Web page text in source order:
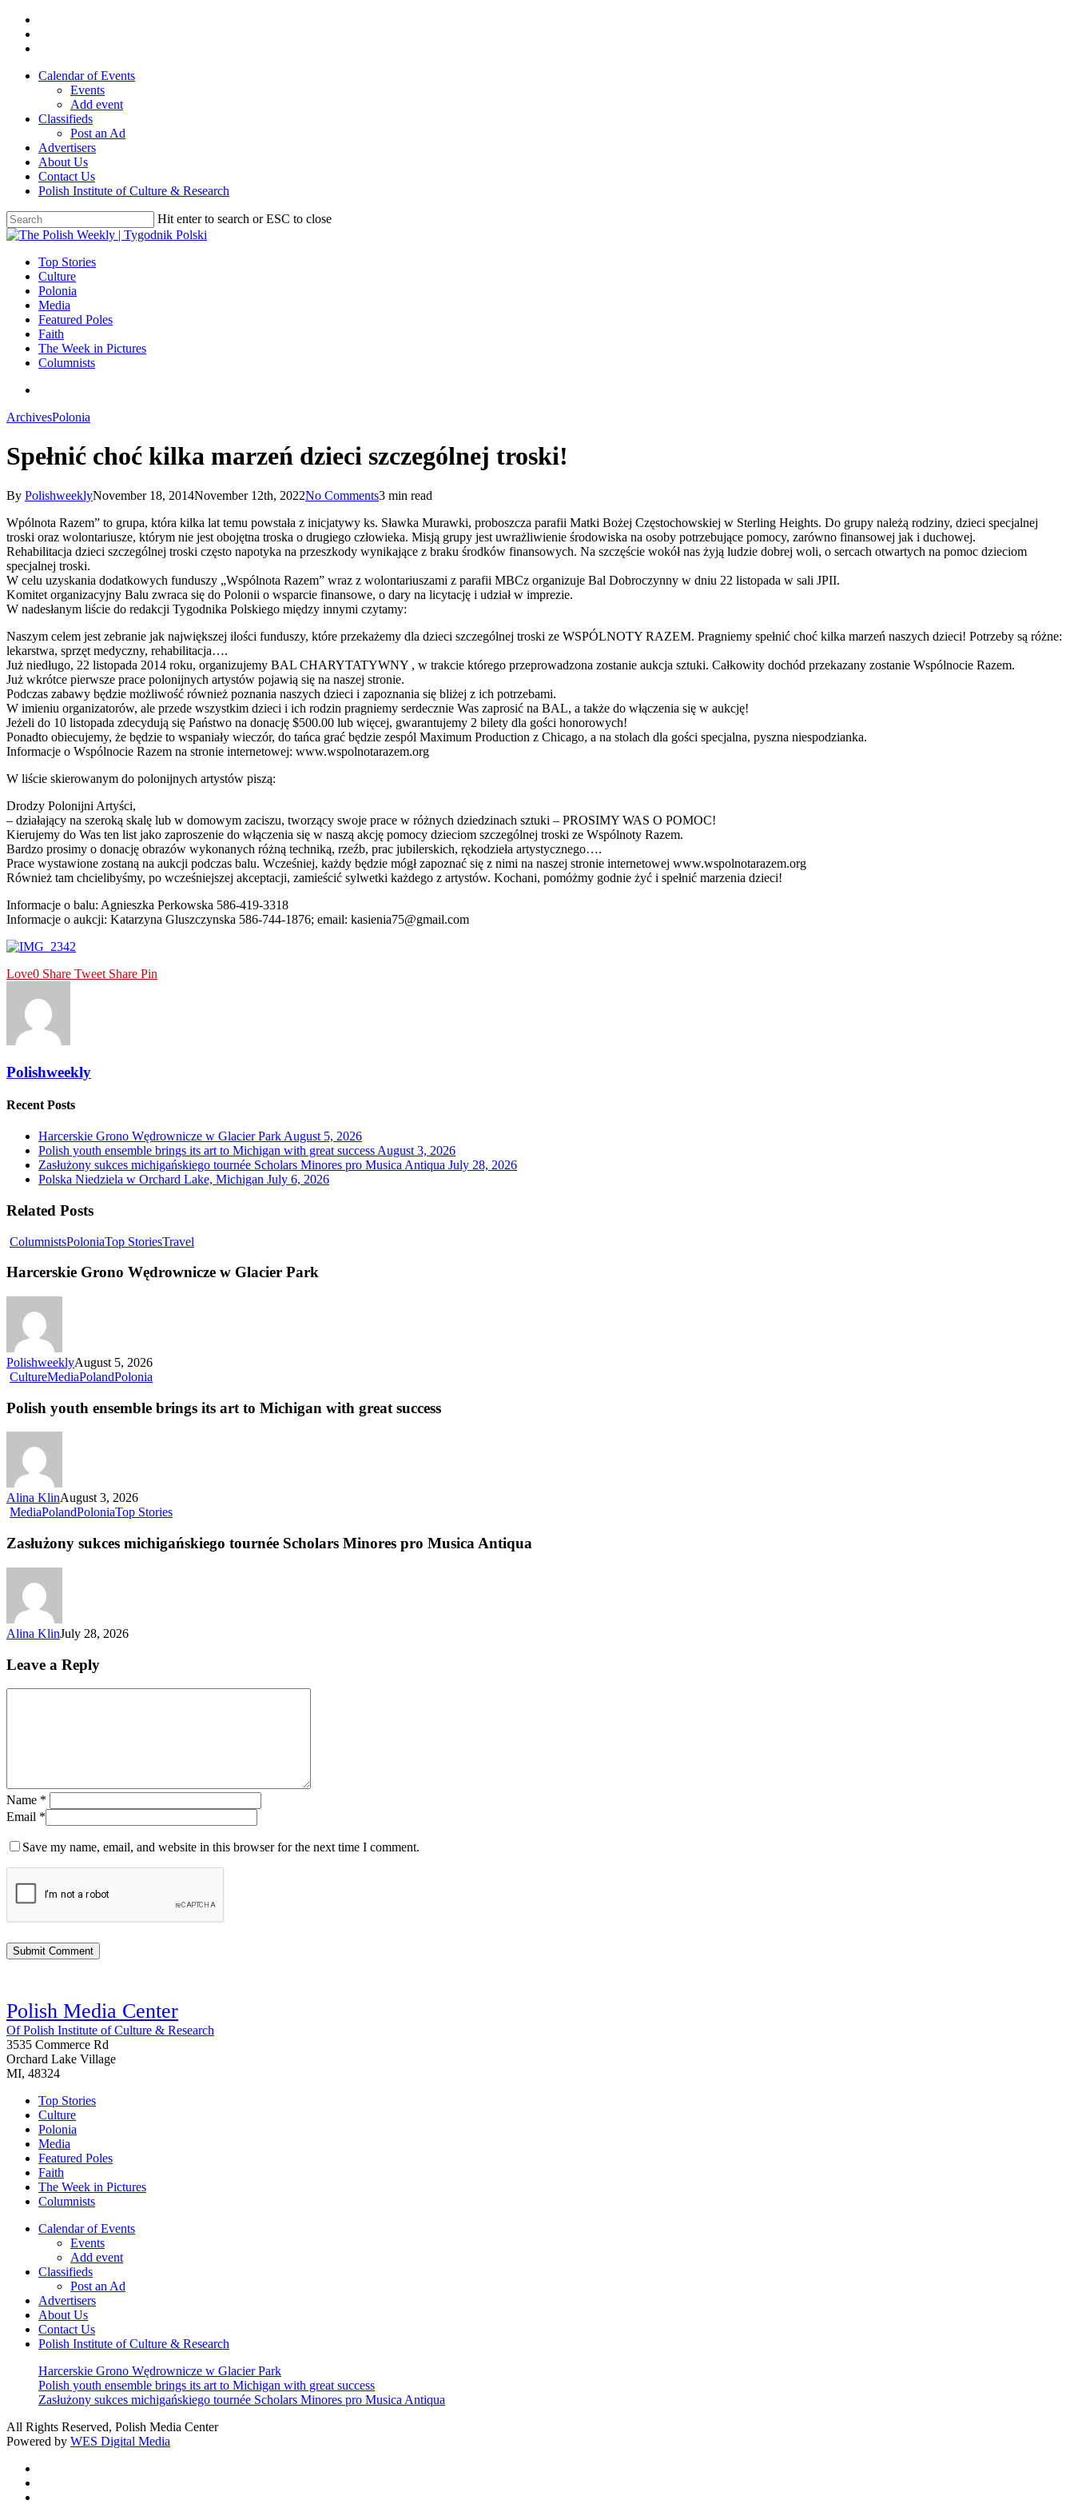
Skip
main
Calendar of Events
Events
Add event
Classifieds
Post an Ad
Advertisers
About Us
Contact Us
Polish Institute of Culture & Research
Hit enter to search or ESC to close
Close
search
Menu
Top Stories
Culture
Polonia
Media
Featured Poles
Faith
The Week in Pictures
Columnists
ArchivesPolonia
Spełnić choć kilka marzeń dzieci szczególnej troski!
By PolishweeklyNovember 18, 2014November 12th, 2022No Comments3 min read
Wpólnota Razem” to grupa, która kilka lat temu powstała z inicjatywy ks. Sławka Murawki, proboszcza parafii Matki Bożej Częstochowskiej w Sterling Heights. Do grupy należą rodziny, dzieci specjalnej
troski oraz wolontariusze, którym nie jest obojętna troska o drugiego człowieka. Misją grupy jest uwrażliwienie środowiska na osoby potrzebujące pomocy, zarówno finansowej jak i duchowej.
Rehabilitacja dzieci szczególnej troski często napotyka na przeszkody wynikające z braku środków finansowych. Na szczęście wokół nas żyją ludzie dobrej woli, o sercach otwartych na pomoc dzieciom
specjalnej troski.
W celu uzyskania dodatkowych funduszy „Wspólnota Razem” wraz z wolontariuszami z parafii MBCz organizuje Bal Dobroczynny w dniu 22 listopada w sali JPII.
Komitet organizacyjny Balu zwraca się do Polonii o wsparcie finansowe, o dary na licytację i udział w imprezie.
W nadesłanym liście do redakcji Tygodnika Polskiego między innymi czytamy:
Naszym celem jest zebranie jak największej ilości funduszy, które przekażemy dla dzieci szczególnej troski ze WSPÓLNOTY RAZEM. Pragniemy spełnić choć kilka marzeń naszych dzieci! Potrzeby są różne:
lekarstwa, sprzęt medyczny, rehabilitacja….
Już niedługo, 22 listopada 2014 roku, organizujemy BAL CHARYTATYWNY , w trakcie którego przeprowadzona zostanie aukcja sztuki. Całkowity dochód przekazany zostanie Wspólnocie Razem.
Już wkrótce pierwsze prace polonijnych artystów pojawią się na naszej stronie.
Podczas zabawy będzie możliwość również poznania naszych dzieci i zapoznania się bliżej z ich potrzebami.
W imieniu organizatorów, ale przede wszystkim dzieci i ich rodzin pragniemy serdecznie Was zaprosić na BAL, a także do włączenia się w aukcję!
Jeżeli do 10 listopada zdecydują się Państwo na donację $500.00 lub więcej, gwarantujemy 2 bilety dla gości honorowych!
Ponadto obiecujemy, że będzie to wspaniały wieczór, do tańca grać będzie zespól Maximum Production z Chicago, a na stolach dla gości specjalna, pyszna niespodzianka.
Informacje o Wspólnocie Razem na stronie internetowej: www.wspolnotarazem.org
W liście skierowanym do polonijnych artystów piszą:
Drodzy Polonijni Artyści,
– działający na szeroką skalę lub w domowym zaciszu, tworzący swoje prace w różnych dziedzinach sztuki – PROSIMY WAS O POMOC!
Kierujemy do Was ten list jako zaproszenie do włączenia się w naszą akcję pomocy dzieciom szczególnej troski ze Wspólnoty Razem.
Bardzo prosimy o donację obrazów wykonanych różną techniką, rzeźb, prac jubilerskich, rękodzieła artystycznego….
Prace wystawione zostaną na aukcji podczas balu. Wcześniej, każdy będzie mógł zapoznać się z nimi na naszej stronie internetowej www.wspolnotarazem.org
Również tam chcielibyśmy, po wcześniejszej akceptacji, zamieścić sylwetki każdego z artystów. Kochani, pomóżmy godnie żyć i spełnić marzenia dzieci!
Informacje o balu: Agnieszka Perkowska 586-419-3318
Informacje o aukcji: Katarzyna Gluszczynska 586-744-1876; email: kasienia75@gmail.com
Love0 Share Tweet Share Pin
Polishweekly
Recent Posts
Harcerskie Grono Wędrownicze w Glacier Park August 5, 2026
Polish youth ensemble brings its art to Michigan with great success August 3, 2026
Zasłużony sukces michigańskiego tournée Scholars Minores pro Musica Antiqua July 28, 2026
Polska Niedziela w Orchard Lake, Michigan July 6, 2026
Related Posts
ColumnistsPoloniaTop StoriesTravel
Harcerskie Grono Wędrownicze w Glacier Park
PolishweeklyAugust 5, 2026
CultureMediaPolandPolonia
Polish youth ensemble brings its art to Michigan with great success
Alina KlinAugust 3, 2026
MediaPolandPoloniaTop Stories
Zasłużony sukces michigańskiego tournée Scholars Minores pro Musica Antiqua
Alina KlinJuly 28, 2026
Leave a Reply
Name *
Email *
Save my name, email, and website in this browser for the next time I comment.
Polish Media Center
Of Polish Institute of Culture & Research
3535 Commerce Rd
Orchard Lake Village
MI, 48324
Top Stories
Culture
Polonia
Media
Featured Poles
Faith
The Week in Pictures
Columnists
Calendar of Events
Events
Add event
Classifieds
Post an Ad
Advertisers
About Us
Contact Us
Polish Institute of Culture & Research
Harcerskie Grono Wędrownicze w Glacier Park
Polish youth ensemble brings its art to Michigan with great success
Zasłużony sukces michigańskiego tournée Scholars Minores pro Musica Antiqua
All Rights Reserved, Polish Media Center
Powered by WES Digital Media